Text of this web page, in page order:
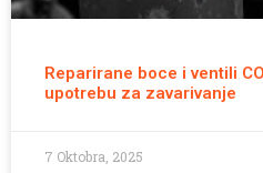
Reparirane boce i ventili
upotrebu za zavarivanje
7 Oktobra, 2025